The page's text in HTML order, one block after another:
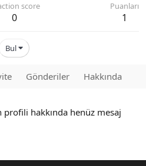
score
0
Puanları
1
Bul
Gönderiler Hakkında
profili hakkında henüz mesaj